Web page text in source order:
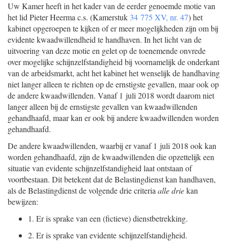
Uw Kamer heeft in het kader van de eerder genoemde motie van
het lid Pieter Heerma c.s. (Kamerstuk 34 775 XV, nr. 47) het
kabinet opgeroepen te kijken of er meer mogelijkheden zijn om bij
evidente kwaadwillendheid te handhaven. In het licht van de
uitvoering van deze motie en gelet op de toenemende onvrede
over mogelijke schijnzelfstandigheid bij voornamelijk de onderkant
van de arbeidsmarkt, acht het kabinet het wenselijk de handhaving
niet langer alleen te richten op de ernstigste gevallen, maar ook op
de andere kwaadwillenden. Vanaf 1 juli 2018 wordt daarom niet
langer alleen bij de ernstigste gevallen van kwaadwillenden
gehandhaafd, maar kan er ook bij andere kwaadwillenden worden
gehandhaafd.
De andere kwaadwillenden, waarbij er vanaf 1 juli 2018 ook kan
worden gehandhaafd, zijn de kwaadwillenden die opzettelijk een
situatie van evidente schijnzelfstandigheid laat ontstaan of
voortbestaan. Dit betekent dat de Belastingdienst kan handhaven,
als de Belastingdienst de volgende drie criteria alle driekan
bewijzen:
1. Er is sprake van een (fictieve) dienstbetrekking.
2. Er is sprake van evidente schijnzelfstandigheid.